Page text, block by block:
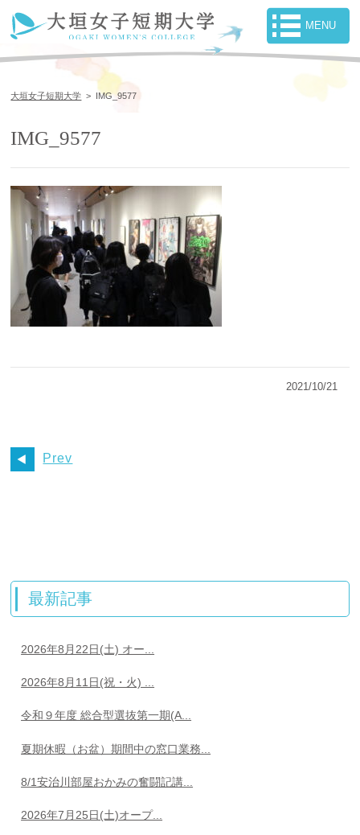
大垣女子短期大学 > IMG_9577
IMG_9577
2021/10/21
Prev
最新記事
2026年8月22日(土) オー...
2026年8月11日(祝・火) ...
令和９年度 総合型選抜第一期(A...
夏期休暇（お盆）期間中の窓口業務...
8/1安治川部屋おかみの奮闘記講...
2026年7月25日(土)オープ...